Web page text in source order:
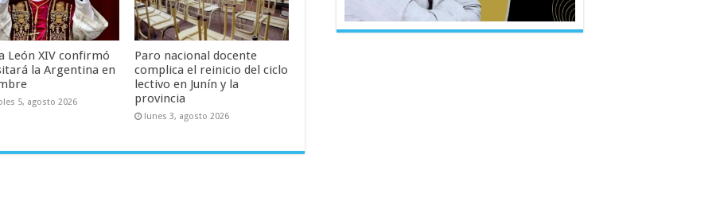
León XIV confirmó
la Argentina en
5, agosto 2026
Paro nacional docente
complica el reinicio del ciclo
lectivo en Junín y la
provincia
lunes 3, agosto 2026